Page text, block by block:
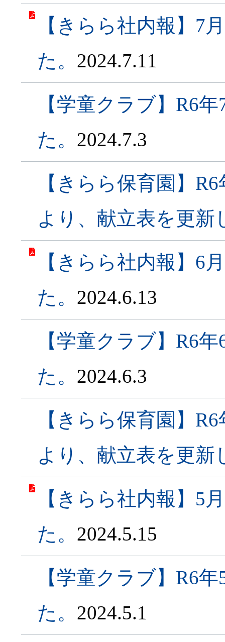
【きらら社内報】7
た。 2024.7.11
【学童クラブ】R6
た。 2024.7.3
【きらら保育園】
より、献立表を更新
【きらら社内報】6
た。 2024.6.13
【学童クラブ】R6
た。 2024.6.3
【きらら保育園】
より、献立表を更新
【きらら社内報】5
た。 2024.5.15
【学童クラブ】R6
た。 2024.5.1